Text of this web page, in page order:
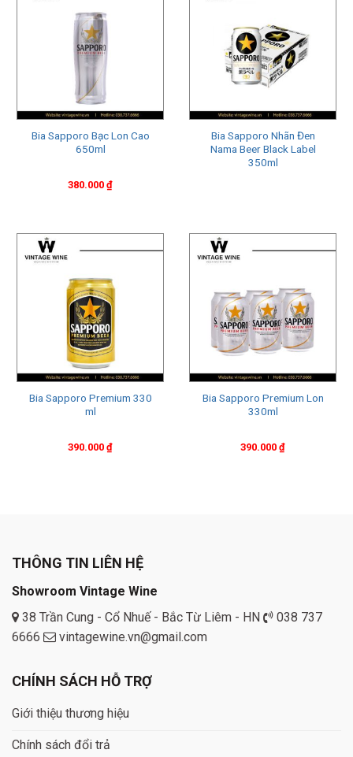
Bia Sapporo Bạc Lon Cao
650ml
380.000 ₫
Bia Sapporo Nhãn Đen
Nama Beer Black Label
350ml
Bia Sapporo Premium 330
ml
390.000 ₫
Bia Sapporo Premium Lon
330ml
390.000 ₫
THÔNG TIN LIÊN HỆ
Showroom Vintage Wine
38 Trần Cung - Cổ Nhuế - Bắc Từ Liêm - HN
038 737
6666
vintagewine.vn@gmail.com
CHÍNH SÁCH HỖ TRỢ
Giới thiệu thương hiệu
Chính sách đổi trả